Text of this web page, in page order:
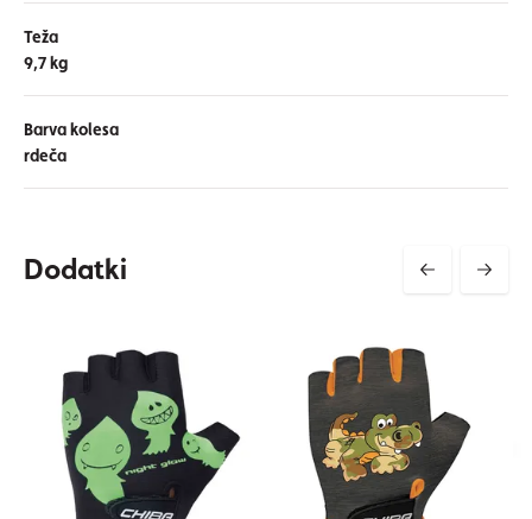
Teža
9,7 kg
Barva kolesa
rdeča
Dodatki